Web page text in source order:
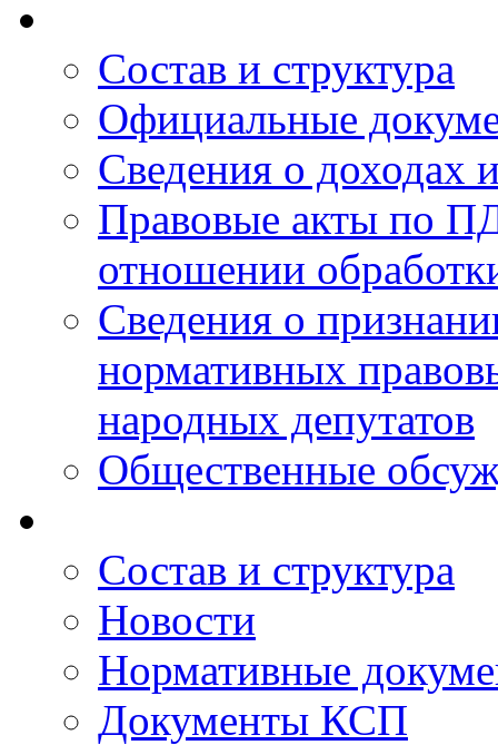
Состав и структура
Официальные
Сведения о доходах
Правовые акты по
отношении
Сведения о
нормативных
народных депутатов
Общественные
Состав и структура
Новости
Нормативные
Документы КСП